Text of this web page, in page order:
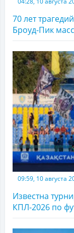
70 лет
Броуд-Пик
09:59, 10 августа
Известна
КПЛ-2026 по